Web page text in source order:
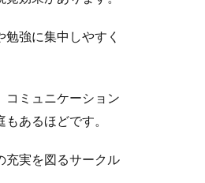
強に集中しやすく
コミュニケーション
あるほどです。
充実を図るサークル